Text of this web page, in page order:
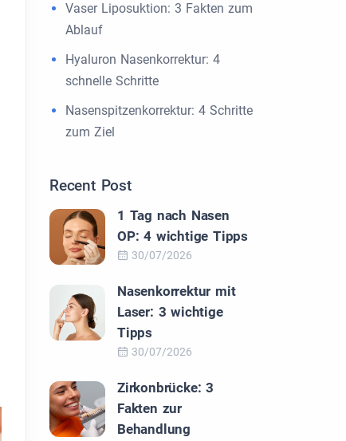
Vaser Liposuktion: 3 Fakten zum
Ablauf
Hyaluron Nasenkorrektur: 4
schnelle Schritte
Nasenspitzenkorrektur: 4 Schritte
zum Ziel
Recent Post
1 Tag nach Nasen
OP: 4 wichtige Tipps
30/07/2026
Nasenkorrektur mit
Laser: 3 wichtige
Tipps
30/07/2026
Zirkonbrücke: 3
Fakten zur
Behandlung